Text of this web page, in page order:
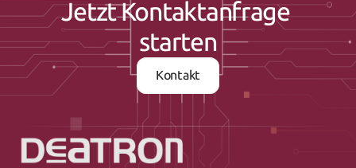
Jetzt Kontaktanfrage
starten
Kontakt